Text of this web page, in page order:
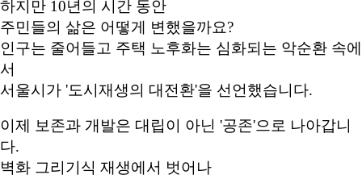
하지만 10년의 시간 동안
주민들의 삶은 어떻게 변했을까요?
인구는 줄어들고 주택 노후화는 심화되는 악순환 속에
서
서울시가 '도시재생의 대전환'을 선언했습니다.
이제 보존과 개발은 대립이 아닌 '공존'으로 나아갑니
다.
벽화 그리기식 재생에서 벗어나